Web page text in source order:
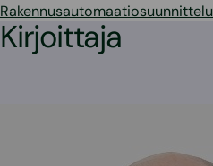
Rakennusautomaatiosuunnittelu
Kirjoittaja